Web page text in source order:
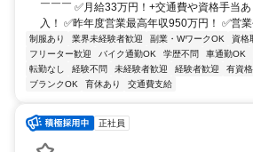
￣￣￣ ✅月給33万円！+交通費や資格手当
入！ ✅昨年度営業最高年収950万円！ ✅営
制服あり 業界未経験者歓迎 副業・WワークOK
資格
フリーター歓迎
バイク通勤OK 学歴不問 車通勤OK
転勤なし
経験不問 未経験者歓迎 経験者歓迎 有資
ブランクOK
育休あり 交通費支給
正社員